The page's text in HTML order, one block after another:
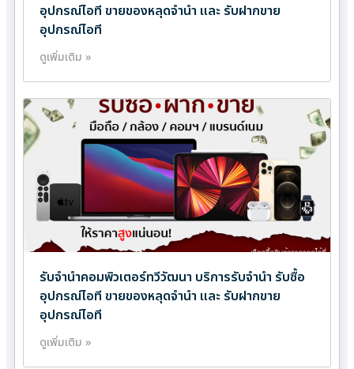
อุปกรณ์ไอที ขายของหลุดจำนำ และ รับฝากขาย
อุปกรณ์ไอที
ดูเพิ่มเติม »
รับจำนำคอมพิวเตอร์ทวีวัฒนา บริการรับจำนำ รับซื้อ
อุปกรณ์ไอที ขายของหลุดจำนำ และ รับฝากขาย
อุปกรณ์ไอที
ดูเพิ่มเติม »